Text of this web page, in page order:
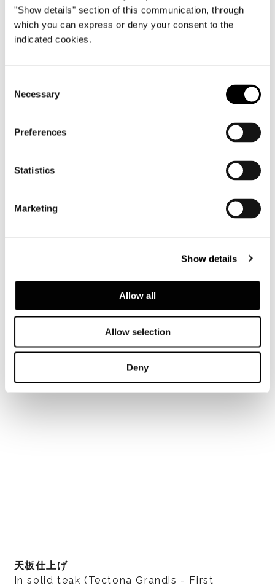
"Show details" section of this communication, through
which you can express or deny your consent to the
indicated cookies.
Selection
Necessary
Preferences
Statistics
Marketing
Show details
Allow all
Allow selection
Deny
天板仕上げ
In solid teak (Tectona Grandis - First